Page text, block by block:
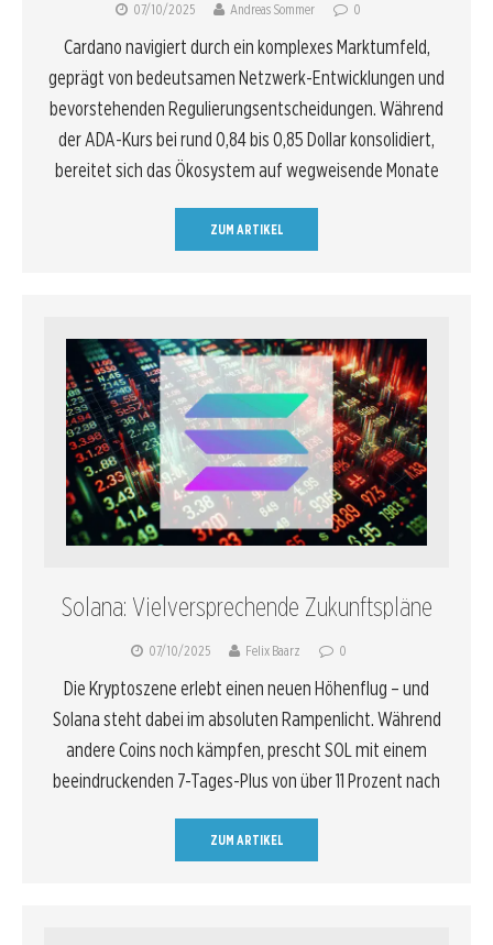
07/10/2025 Andreas Sommer 0
Cardano navigiert durch ein komplexes Marktumfeld,
geprägt von bedeutsamen Netzwerk-Entwicklungen und
bevorstehenden Regulierungsentscheidungen. Während
der ADA-Kurs bei rund 0,84 bis 0,85 Dollar konsolidiert,
bereitet sich das Ökosystem auf wegweisende Monate
ZUM ARTIKEL
Solana: Vielversprechende Zukunftspläne
07/10/2025 Felix Baarz 0
Die Kryptoszene erlebt einen neuen Höhenflug – und
Solana steht dabei im absoluten Rampenlicht. Während
andere Coins noch kämpfen, prescht SOL mit einem
beeindruckenden 7-Tages-Plus von über 11 Prozent nach
ZUM ARTIKEL